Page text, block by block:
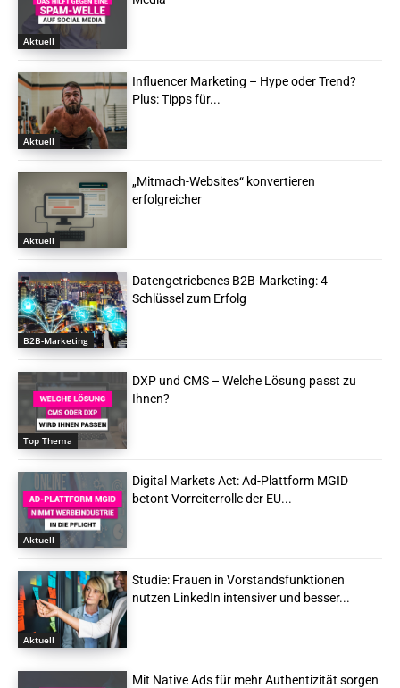
Aktuell
Aktuell
Influencer Marketing – Hype oder Trend?
Plus: Tipps für...
Aktuell
„Mitmach-Websites“ konvertieren
erfolgreicher
B2B-Marketing
Datengetriebenes B2B-Marketing: 4
Schlüssel zum Erfolg
Top Thema
DXP und CMS – Welche Lösung passt zu
Ihnen?
Aktuell
Digital Markets Act: Ad-Plattform MGID
betont Vorreiterrolle der EU...
Aktuell
Studie: Frauen in Vorstandsfunktionen
nutzen LinkedIn intensiver und besser...
Mit Native Ads für mehr Authentizität sorgen